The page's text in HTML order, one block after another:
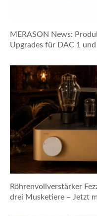
MERASON News:
Upgrades für DAC 1
Röhrenvollverstärker
drei Musketiere – Jetzt